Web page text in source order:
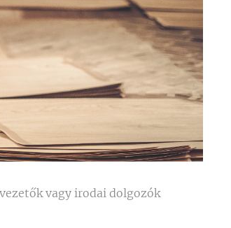
vagy irodai dolgozók